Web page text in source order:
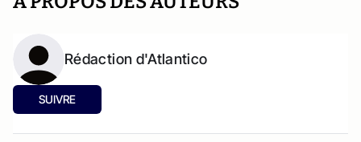
Rédaction d'Atlantico
SUIVRE